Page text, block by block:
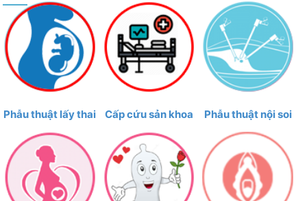
Phẫu thuật lấy thai Cấp cứu sản khoa Phẫu thuật nội soi